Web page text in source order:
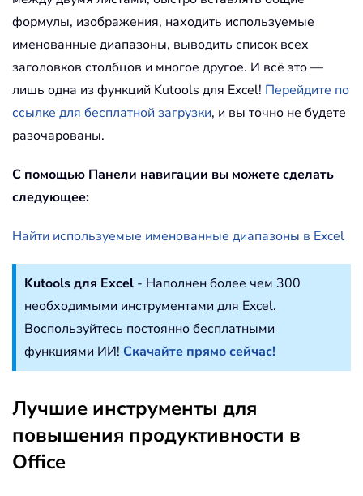
формулы, изображения, находить используемые
именованные диапазоны, выводить список всех
заголовков столбцов и многое другое. И всё это —
лишь одна из функций Kutools для Excel! Перейдите по
ссылке для бесплатной загрузки, и вы точно не будете
разочарованы.
С помощью Панели навигации вы можете сделать
следующее:
Найти используемые именованные диапазоны в Excel
Kutools для Excel - Наполнен более чем 300
необходимыми инструментами для Excel.
Воспользуйтесь постоянно бесплатными
функциями ИИ! Скачайте прямо сейчас!
Лучшие инструменты для
повышения продуктивности в
Office